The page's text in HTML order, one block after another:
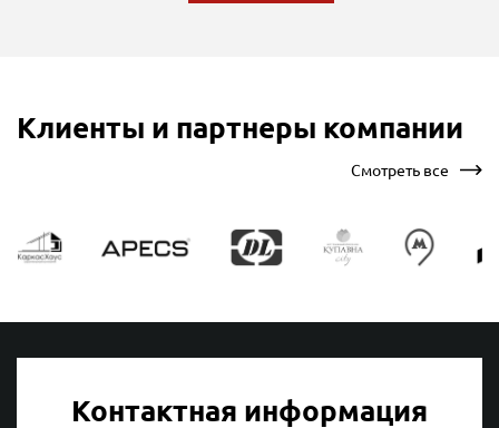
Клиенты и партнеры компании
Смотреть все
Контактная информация